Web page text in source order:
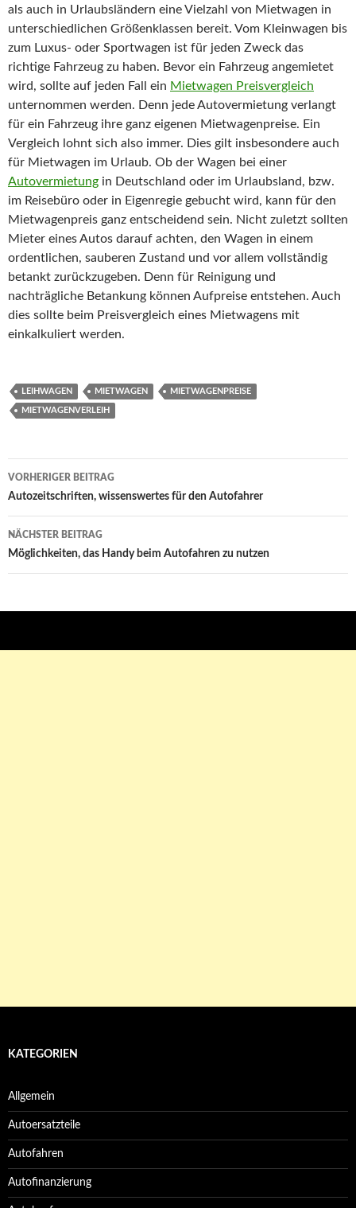
als auch in Urlaubsländern eine Vielzahl von Mietwagen in
unterschiedlichen Größenklassen bereit. Vom Kleinwagen bis
zum Luxus- oder Sportwagen ist für jeden Zweck das
richtige Fahrzeug zu haben. Bevor ein Fahrzeug angemietet
wird, sollte auf jeden Fall ein Mietwagen Preisvergleich
unternommen werden. Denn jede Autovermietung verlangt
für ein Fahrzeug ihre ganz eigenen Mietwagenpreise. Ein
Vergleich lohnt sich also immer. Dies gilt insbesondere auch
für Mietwagen im Urlaub. Ob der Wagen bei einer
Autovermietung in Deutschland oder im Urlaubsland, bzw.
im Reisebüro oder in Eigenregie gebucht wird, kann für den
Mietwagenpreis ganz entscheidend sein. Nicht zuletzt sollten
Mieter eines Autos darauf achten, den Wagen in einem
ordentlichen, sauberen Zustand und vor allem vollständig
betankt zurückzugeben. Denn für Reinigung und
nachträgliche Betankung können Aufpreise entstehen. Auch
dies sollte beim Preisvergleich eines Mietwagens mit
einkalkuliert werden.
LEIHWAGEN MIETWAGEN MIETWAGENPREISE
MIETWAGENVERLEIH
Beitrags-
Navigation
VORHERIGER BEITRAG
Autozeitschriften, wissenswertes für den Autofahrer
NÄCHSTER BEITRAG
Möglichkeiten, das Handy beim Autofahren zu nutzen
KATEGORIEN
Allgemein
Autoersatzteile
Autofahren
Autofinanzierung